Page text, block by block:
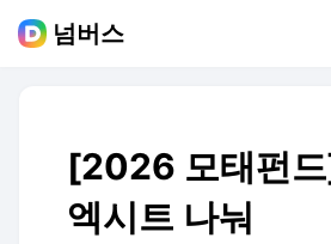
넘버스
[2026 모태펀
엑시트 나눠